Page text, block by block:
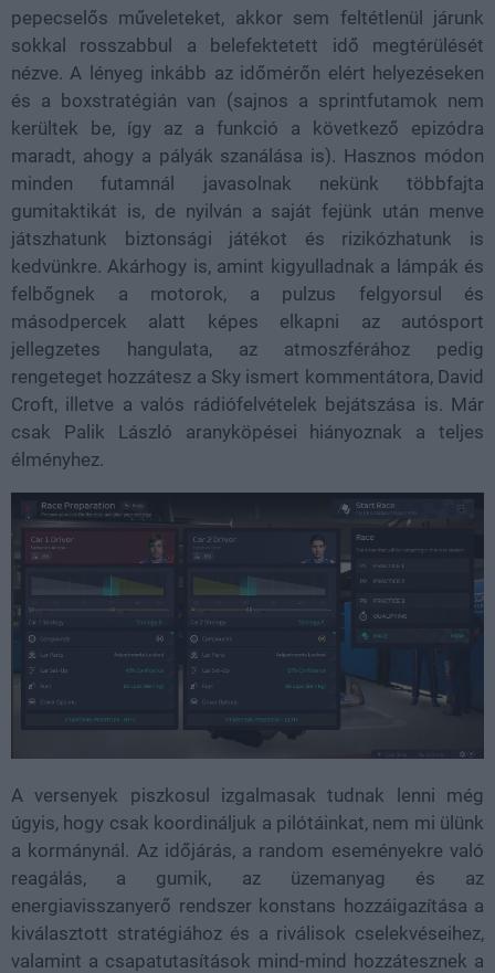
pepecselős műveleteket, akkor sem feltétlenül járunk
sokkal rosszabbul a belefektetett idő megtérülését
nézve. A lényeg inkább az időmérőn elért helyezéseken
és a boxstratégián van (sajnos a sprintfutamok nem
kerültek be, így az a funkció a következő epizódra
maradt, ahogy a pályák szanálása is). Hasznos módon
minden futamnál javasolnak nekünk többfajta
gumitaktikát is, de nyilván a saját fejünk után menve
játszhatunk biztonsági játékot és rizikózhatunk is
kedvünkre. Akárhogy is, amint kigyulladnak a lámpák és
felbőgnek a motorok, a pulzus felgyorsul és
másodpercek alatt képes elkapni az autósport
jellegzetes hangulata, az atmoszférához pedig
rengeteget hozzátesz a Sky ismert kommentátora, David
Croft, illetve a valós rádiófelvételek bejátszása is. Már
csak Palik László aranyköpései hiányoznak a teljes
élményhez.
A versenyek piszkosul izgalmasak tudnak lenni még
úgyis, hogy csak koordináljuk a pilótáinkat, nem mi ülünk
a kormánynál. Az időjárás, a random eseményekre való
reagálás, a gumik, az üzemanyag és az
energiavisszanyerő rendszer konstans hozzáigazítása a
kiválasztott stratégiához és a riválisok cselekvéseihez,
valamint a csapatutasítások mind-mind hozzátesznek a